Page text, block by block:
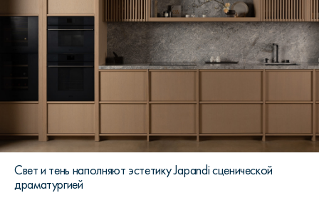
Свет и тень наполняют эстетику Japandi сценической
драматургией